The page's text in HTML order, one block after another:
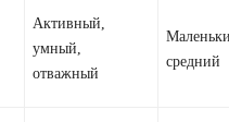
Активный,
умный,
отважный
средний